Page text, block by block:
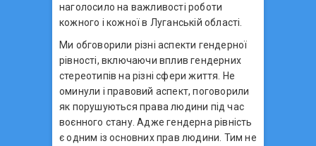
наголосило на важливості роботи
кожного і кожної в Луганській області.
Ми обговорили різні аспекти гендерної
рівності, включаючи вплив гендерних
стереотипів на різні сфери життя. Не
оминули і правовий аспект, поговорили
як порушуються права людини під час
воєнного стану. Адже гендерна рівність
є одним із основних прав людини. Тим не